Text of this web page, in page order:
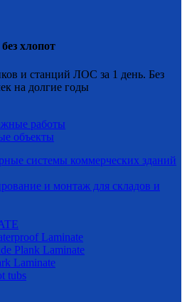
хлопот
и станций ЛОС за 1 день. Без
на долгие годы
работы
объекты
системы коммерческих зданий
и монтаж для складов и
Laminate
Plank Laminate
Laminate
tubs